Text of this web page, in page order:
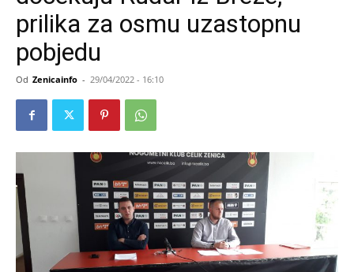
prilika za osmu uzastopnu
pobjedu
Od Zenicainfo - 29/04/2022 - 16:10